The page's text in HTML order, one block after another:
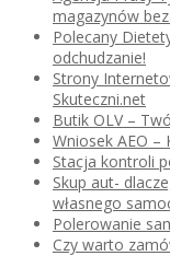
magazynów
Polecany
odchudzanie!
Strony
Skuteczni.net
Butik OLV –
Wniosek AEO –
Stacja kontroli
Skup aut-
własnego
Polerowanie
Czy warto